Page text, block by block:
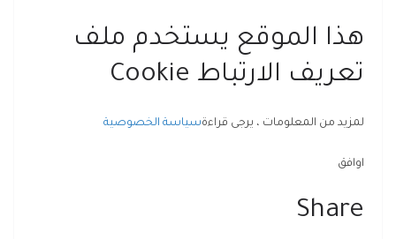
هذا الموقع يستخدم ملف
تعريف الارتباط Cookie
لمزيد من المعلومات ، يرجى قراءةسياسة الخصوصية
اوافق
Share